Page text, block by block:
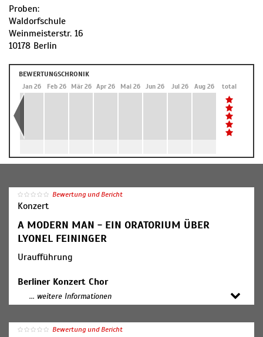
Proben:
Waldorfschule
Weinmeisterstr. 16
10178 Berlin
BEWERTUNGSCHRONIK
Jan 26 Feb 26 Mär 26 Apr 26 Mai 26 Jun 26 Jul 26 Aug 26 total
Bewertung und Bericht
Konzert
A MODERN MAN - EIN ORATORIUM ÜBER
LYONEL FEININGER
Uraufführung
Berliner Konzert Chor
Künstlerische Leitung: Jan Olberg
Mitwirkende:
Anselm Bresgott, Sprecher
... weitere Informationen
Bewertung und Bericht